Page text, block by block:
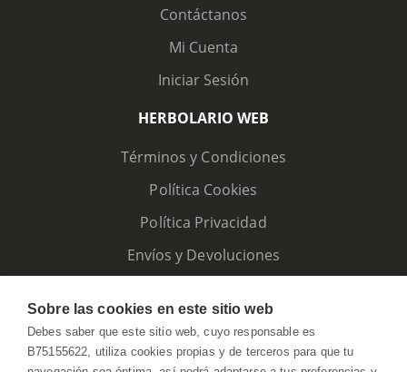
Contáctanos
Mi Cuenta
Iniciar Sesión
HERBOLARIO WEB
Términos y Condiciones
Política Cookies
Política Privacidad
Envíos y Devoluciones
Sobre las cookies en este sitio web
Debes saber que este sitio web, cuyo responsable es
B75155622, utiliza cookies propias y de terceros para que tu